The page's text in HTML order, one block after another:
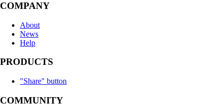
COMPANY
About
News
Help
PRODUCTS
"Share" button
COMMUNITY